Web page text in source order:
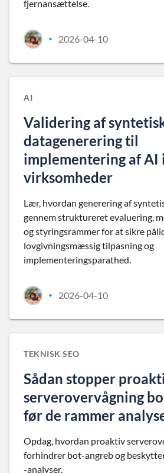
fjernansættelse.
• 2026-04-10
AI
Validering af
datagenerering til
implementering af AI i
virksomheder
Lær, hvordan generering af
gennem struktureret evaluering,
og styringsrammer for at sikre
lovgivningsmæssig tilpasning og
implementeringsparathed.
• 2026-04-10
TEKNISK SEO
Sådan stopper
serverovervågning
før de rammer
Opdag, hvordan proaktiv
forhindrer bot-angreb og
-analyser.